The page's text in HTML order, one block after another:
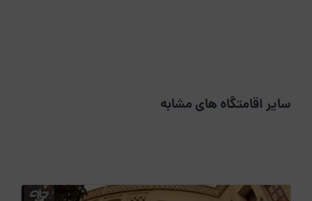
سایر اقامتگاه های مشابه